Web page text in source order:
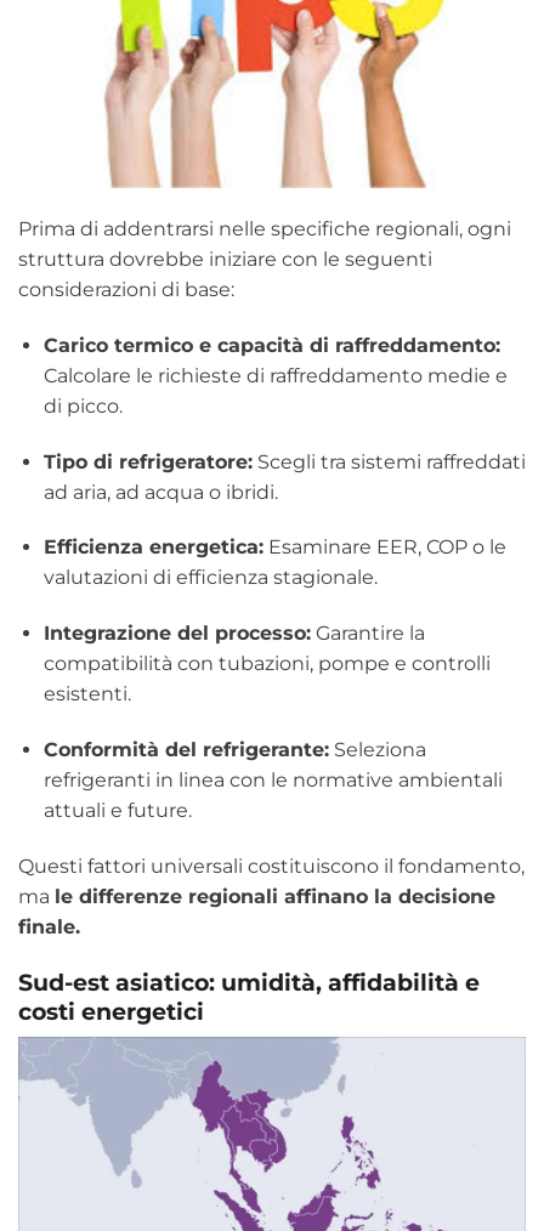
Prima di addentrarsi nelle specifiche regionali, ogni
struttura dovrebbe iniziare con le seguenti
considerazioni di base:
Carico termico e capacità di raffreddamento:
Calcolare le richieste di raffreddamento medie e
di picco.
Tipo di refrigeratore:Scegli tra sistemi raffreddati
ad aria, ad acqua o ibridi.
Efficienza energetica:Esaminare EER, COP o le
valutazioni di efficienza stagionale.
Integrazione del processo:Garantire la
compatibilità con tubazioni, pompe e controlli
esistenti.
Conformità del refrigerante:Seleziona
refrigeranti in linea con le normative ambientali
attuali e future.
Questi fattori universali costituiscono il fondamento,
ma le differenze regionali affinano la decisione
finale.
Sud-est asiatico: umidità, affidabilità e
costi energetici